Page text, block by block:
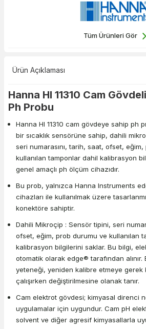
Tüm Ürünleri Gör
Ürün Açıklaması
Hanna HI 11310 Cam
Ph Probu
Hanna HI 11310 cam gövdeye sahip ph
bir sıcaklık sensörüne sahip, dahili
seri numarasını, tarih, saat, ofset,
kullanılan tamponlar dahil kalibrasyon
genel amaçlı ph ölçüm cihazıdır.
Bu prob, yalnızca Hanna Instruments
cihazları ile kullanılmak üzere
konektöre sahiptir.
Dahili Mikroçip : Sensör tipini, seri
ofset, eğim, prob durumu ve kullanılan
kalibrasyon bilgilerini saklar. Bu bilgi,
otomatik olarak edge® tarafından alınır.
yeteneği, yeniden kalibre etmeye gerek
çalışırken değiştirilmesine olanak tanır.
Cam elektrot gövdesi; kimyasal direnci
uygulamalar için uygundur. Cam pH
solvent ve diğer agresif kimyasallarla